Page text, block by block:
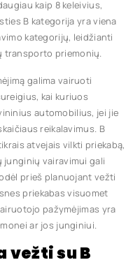
kaip 8 keleivius,
B kategorija yra viena
kategorijų, leidžianti
transporto priemonių.
galima vairuoti
kai kuriuos
automobilius, jei jie
reikalavimus. B
atvejais vilkti priekabą,
vairavimui gali
prieš planuojant vežti
priekabas visuomet
pažymėjimas yra
ar jos junginiui.
vežti su B